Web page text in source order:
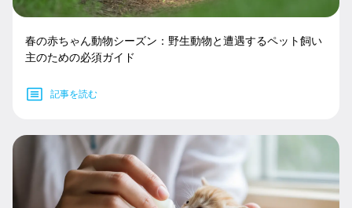
春の赤ちゃん動物シーズン：野生動物と遭遇するペット飼い
主のための必須ガイド
記事を読む